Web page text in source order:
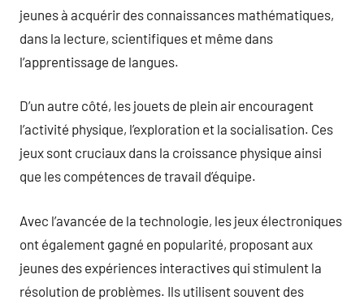
jeunes à acquérir des connaissances mathématiques,
dans la lecture, scientifiques et même dans
l’apprentissage de langues.
D’un autre côté, les jouets de plein air encouragent
l’activité physique, l’exploration et la socialisation. Ces
jeux sont cruciaux dans la croissance physique ainsi
que les compétences de travail d’équipe.
Avec l’avancée de la technologie, les jeux électroniques
ont également gagné en popularité, proposant aux
jeunes des expériences interactives qui stimulent la
résolution de problèmes. Ils utilisent souvent des